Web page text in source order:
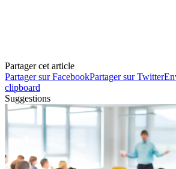
Partager cet article
Partager sur FacebookPartager sur Twitter
clipboard
Suggestions